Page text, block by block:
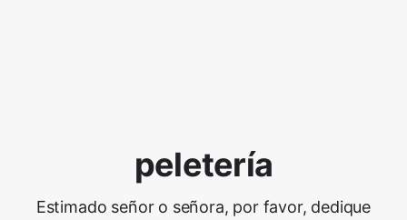
peletería
Estimado señor o señora, por favor, dedique